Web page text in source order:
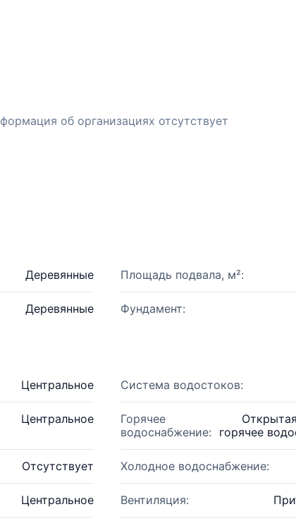
об организациях отсутствует
Деревянные Площадь подвала, м²:
Деревянные Фундамент:
Центральное Система водостоков:
Центральное
Горячее
водоснабжение:
горячее
Отсутствует Холодное водоснабжение:
Центральное Вентиляция: